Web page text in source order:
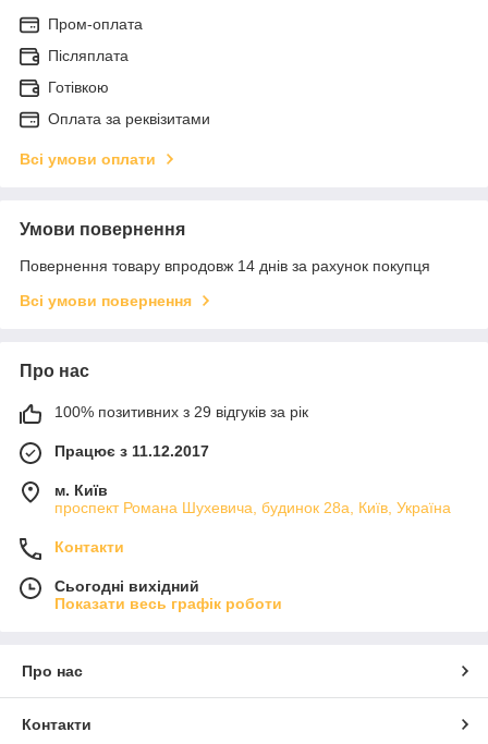
Пром-оплата
Післяплата
Готівкою
Оплата за реквізитами
Всі умови оплати
Умови повернення
Повернення товару впродовж 14 днів за рахунок покупця
Всі умови повернення
Про нас
100% позитивних з 29 відгуків за рік
Працює з 11.12.2017
м. Київ
проспект Романа Шухевича, будинок 28а, Київ, Україна
Контакти
Сьогодні вихідний
Показати весь графік роботи
Про нас
Контакти